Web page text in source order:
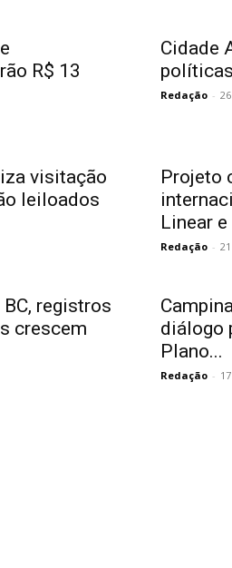
R$ 13
Cidade
Redação -
visitação
leiloados
Projeto
Linear
Redação -
registros
crescem
diálogo
Plano...
Redação -